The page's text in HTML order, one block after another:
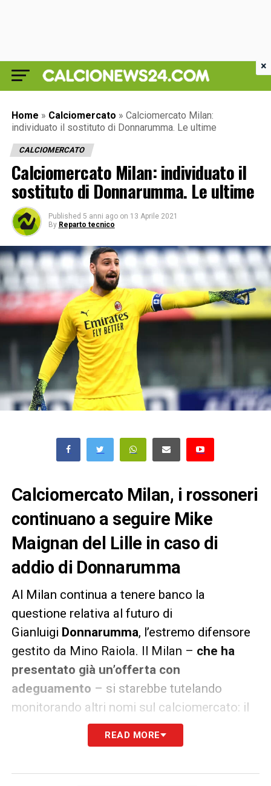
Home » Calciomercato » Calciomercato Milan:
individuato il sostituto di Donnarumma. Le ultime
CALCIOMERCATO
Calciomercato Milan: individuato il
sostituto di Donnarumma. Le ultime
Published 5 anni ago on 13 Aprile 2021
By Reparto tecnico
Calciomercato Milan, i rossoneri
continuano a seguire Mike
Maignan del Lille in caso di
addio di Donnarumma
Al Milan continua a tenere banco la
questione relativa al futuro di
Gianluigi Donnarumma, l’estremo difensore
gestito da Mino Raiola. Il Milan – che ha
presentato già un’offerta con
adeguamento – si starebbe tutelando
monitorando altri nomi sul calciomercato: il
più quotato è quello diMike Maignan
Lillemessosi in evidenza
READ MORE
×